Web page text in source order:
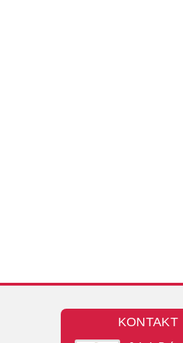
KONTAKT